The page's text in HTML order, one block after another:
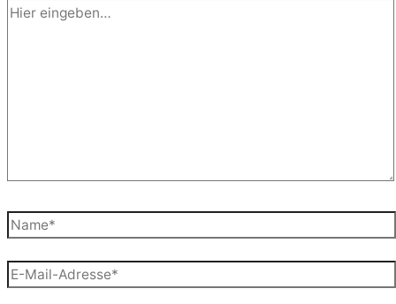
Hier
Name*
E-
Mail-